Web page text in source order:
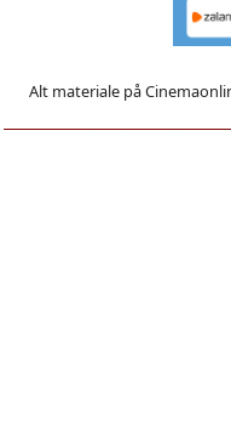
Alt materiale på